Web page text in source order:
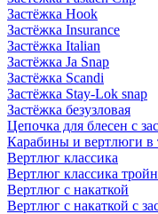
Застёжка Hook
Застёжка Insurance
Застёжка Italian
Застёжка Ja Snap
Застёжка Scandi
Застёжка Stay-Lok snap
Застёжка безузловая
Цепочка для блесен с
Карабины и вертлюги в
Вертлюг классика
Вертлюг классика
Вертлюг с накаткой
Вертлюг с накаткой с